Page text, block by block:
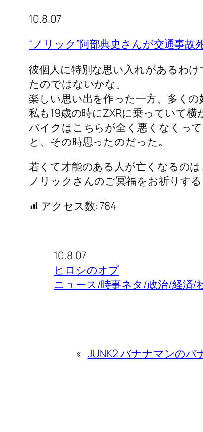
10.8.07
“ノリック”阿部典史さんが交通事
彼個人に特別な思い入れがあるわ
たのではないかな。
楽しい思い出を作った一方、多く
私も19歳の時にZXRに乗っていて
バイクはこちらが全く悪くなくっ
と、その時思ったのだった。
若くて才能のある人が亡くなるのは
ノリックさんのご冥福をお祈りする
アクセス数: 784
10.8.07
ヒロシのオプ
ニュース/時事ネタ/政治/経済/
« JUNK2 バナナマンのバ